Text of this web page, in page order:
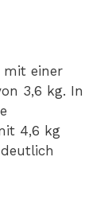
mit einer
3,6 kg. In
4,6 kg